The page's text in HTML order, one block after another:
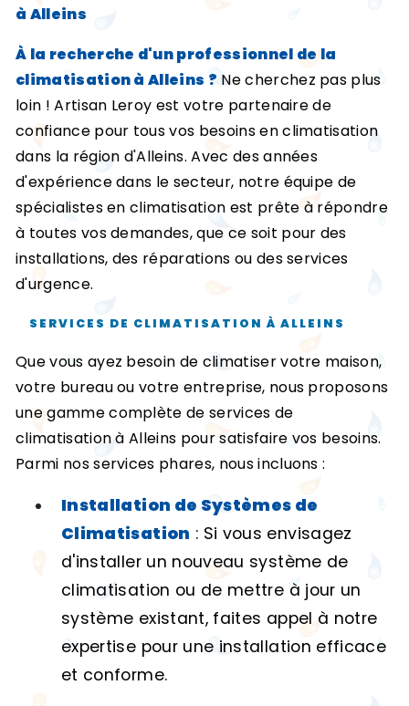
à Alleins
À la recherche d'un professionnel de la
climatisation à Alleins ? Ne cherchez pas plus
loin ! Artisan Leroy est votre partenaire de
confiance pour tous vos besoins en climatisation
dans la région d'Alleins. Avec des années
d'expérience dans le secteur, notre équipe de
spécialistes en climatisation est prête à répondre
à toutes vos demandes, que ce soit pour des
installations, des réparations ou des services
d'urgence.
SERVICES DE CLIMATISATION À ALLEINS
Que vous ayez besoin de climatiser votre maison,
votre bureau ou votre entreprise, nous proposons
une gamme complète de services de
climatisation à Alleins pour satisfaire vos besoins.
Parmi nos services phares, nous incluons :
Installation de Systèmes de
Climatisation : Si vous envisagez
d'installer un nouveau système de
climatisation ou de mettre à jour un
système existant, faites appel à notre
expertise pour une installation efficace
et conforme.